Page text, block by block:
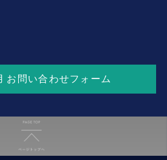
お問い合わせフォーム